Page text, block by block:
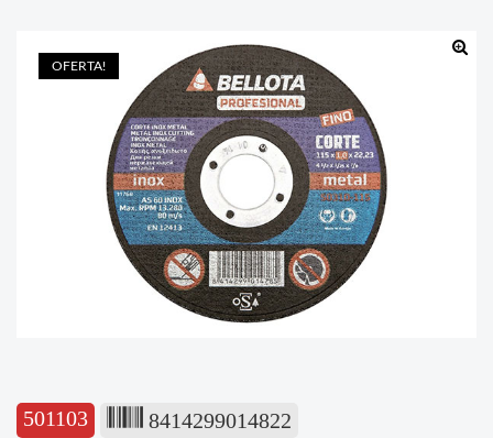
OFERTA!
501103 8414299014822